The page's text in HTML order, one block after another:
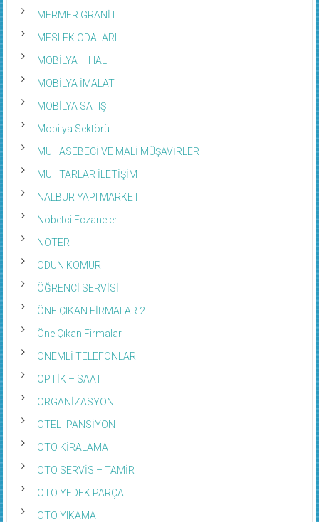
MERMER GRANİT
MESLEK ODALARI
MOBİLYA – HALI
MOBİLYA İMALAT
MOBİLYA SATIŞ
Mobilya Sektörü
MUHASEBECİ VE MALİ MÜŞAVİRLER
MUHTARLAR İLETİŞİM
NALBUR YAPI MARKET
Nöbetci Eczaneler
NOTER
ODUN KÖMÜR
ÖĞRENCİ SERVİSİ
ÖNE ÇIKAN FİRMALAR 2
Öne Çıkan Firmalar
ÖNEMLİ TELEFONLAR
OPTİK – SAAT
ORGANİZASYON
OTEL -PANSİYON
OTO KİRALAMA
OTO SERVİS – TAMİR
OTO YEDEK PARÇA
OTO YIKAMA